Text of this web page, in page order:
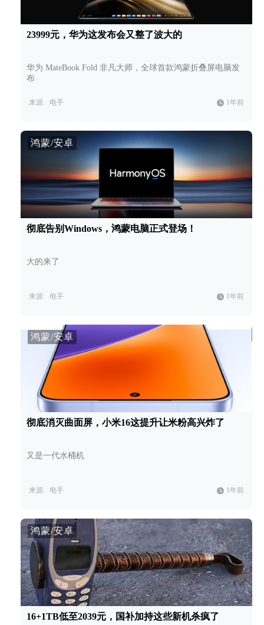
23999元，华为这发布会又整了波大的
华为 MateBook Fold 非凡大师，全球首款鸿蒙折叠屏电脑发
布
来源: 电手 1年前
鸿蒙/安卓
彻底告别Windows，鸿蒙电脑正式登场！
大的来了
来源: 电手 1年前
鸿蒙/安卓
彻底消灭曲面屏，小米16这提升让米粉高兴炸了
又是一代水桶机
来源: 电手 1年前
鸿蒙/安卓
16+1TB低至2039元，国补加持这些新机杀疯了